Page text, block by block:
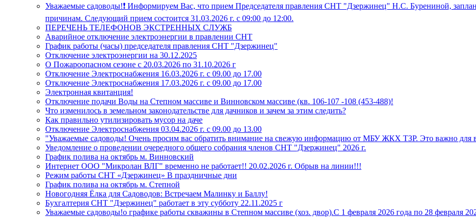
Уважаемые садоводы!❗ Информируем Вас, что прием Председателя правления СНТ "Дзержинец" Н.С. Бурениной,
причинам. Следующий прием состоится 31.03.2026 г. с 09:00 до 12:00.
ПЕРЕЧЕНЬ ТЕЛЕФОНОВ ЭКСТРЕННЫХ СЛУЖБ
Аварийное отключение электроэнергии в правлении СНТ
График работы (часы) председателя правления СНТ "Дзержинец"
Отключение электроэнергии на 30.12.2025
О Пожароопасном сезоне с 20.03.2026 по 31.10.2026 г
Отключение Электроснабжения 16.03.2026 г. с 09.00 до 17.00
Отключение Электроснабжения 17.03.2026 г. с 09.00 до 17.00
Электронная квитанция!
Отключение подачи Воды на Степном массиве и Винновском массиве (кв. 106-107 -108 (453-488)!
Что изменилось в земельном законодательстве для дачников и зачем за этим следить?
Как правильно утилизировать мусор на даче
Отключение Электроснабжения 03.04.2026 г. с 09.00 до 13.00
"Уважаемые садоводы! Очень просим вас обратить внимание на свежую информацию от МБУ ЖКХ ТЗР. Это важно для
Уведомление о проведении очередного общего собрания членов СНТ "Дзержинец" 2026 г.
График полива на октябрь м. Винновский
Интернет ООО "Микролан ВЛГ" временно не работает!! 20.02.2026 г. Обрыв на линии!!!
Режим работы СНТ «Дзержинец» В праздничные дни
График полива на октябрь м. Степной
Новогодняя Ёлка для Садоводов: Встречаем Малинку и Баллу!
Бухгалтерия СНТ "Дзержинец" работает в эту субботу 22.11.2025 г
Уважаемые садоводы!о графике работы скважины в Степном массиве (хоз. двор).С 1 февраля 2026 года по 28 февраля